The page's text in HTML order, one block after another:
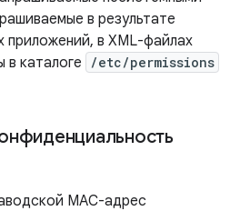
в результате
приложений, в XML-файлах
в каталоге
/etc/permissions
MAC-адрес